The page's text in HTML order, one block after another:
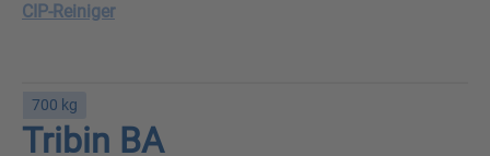
CIP-Reiniger
700 kg
Tribin BA